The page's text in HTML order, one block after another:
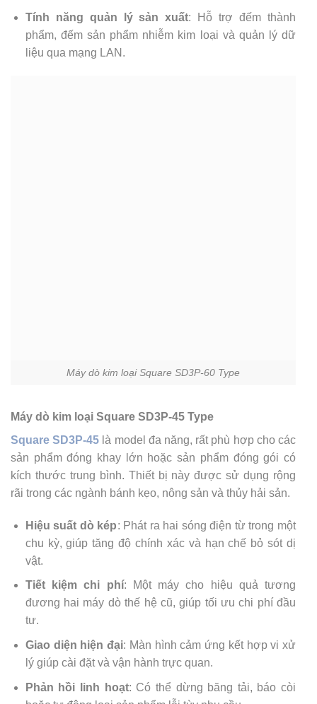
Tính năng quản lý sản xuất: Hỗ trợ đếm thành
phẩm, đếm sản phẩm nhiễm kim loại và quản lý dữ
liệu qua mạng LAN.
Máy dò kim loại Square SD3P-60 Type
Máy dò kim loại Square SD3P-45 Type
Square SD3P-45 là model đa năng, rất phù hợp cho các
sản phẩm đóng khay lớn hoặc sản phẩm đóng gói có
kích thước trung bình. Thiết bị này được sử dụng rộng
rãi trong các ngành bánh kẹo, nông sản và thủy hải sản.
Hiệu suất dò kép: Phát ra hai sóng điện từ trong một
chu kỳ, giúp tăng độ chính xác và hạn chế bỏ sót dị
vật.
Tiết kiệm chi phí: Một máy cho hiệu quả tương
đương hai máy dò thế hệ cũ, giúp tối ưu chi phí đầu
tư.
Giao diện hiện đại: Màn hình cảm ứng kết hợp vi xử
lý giúp cài đặt và vận hành trực quan.
Phản hồi linh hoạt: Có thể dừng băng tải, báo còi